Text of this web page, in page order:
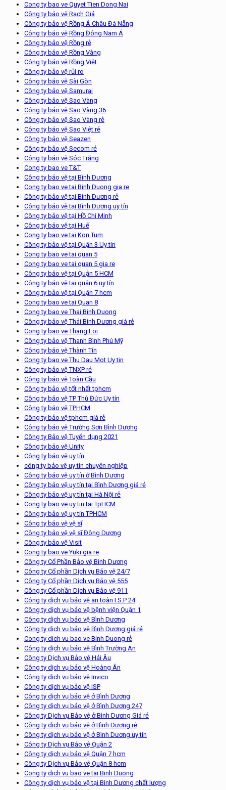
Cong ty bao ve Quyet Tien Dong Nai
Công ty bảo vệ Rạch Giá
Công ty bảo vệ Rồng Á Châu Đà Nẵng
Công ty bảo vệ Rồng Đông Nam Á
Công ty bảo vệ Rồng rẻ
Công ty bảo vệ Rồng Vàng
Công ty bảo vệ Rồng Việt
Công ty bảo vệ rủi ro
Công ty bảo vệ Sài Gòn
Công ty bảo vệ Samurai
Công ty bảo vệ Sao Vàng
Công ty bảo vệ Sao Vàng 36
Công ty bảo vệ Sao Vàng rẻ
Công ty bảo vệ Sao Việt rẻ
Công ty bảo vệ Seazen
Công ty bảo vệ Secom rẻ
Công ty bảo vệ Sóc Trăng
Cong ty bao ve T&T
Công ty bảo vệ tại Bình Dương
Cong ty bao ve tai Binh Duong gia re
Công ty bảo vệ tại Bình Dương rẻ
Công ty bảo vệ tại Bình Dương uy tín
Công ty bảo vệ tại Hồ Chí Minh
Công ty bảo vệ tại Huế
Cong ty bao ve tai Kon Tum
Công ty bảo vệ tại Quận 3 Uy tín
Cong ty bao ve tai quan 5
Cong ty bao ve tai quan 5 gia re
Công ty bảo vệ tại Quận 5 HCM
Công ty bảo vệ tại quận 6 uy tín
Công ty bảo vệ tại Quận 7 hcm
Cong ty bao ve tai Quan 8
Cong ty bao ve Thai Binh Duong
Công ty bảo vệ Thái Bình Dương giá rẻ
Cong ty bao ve Thang Loi
Công ty bảo vệ Thanh Bình Phú Mỹ
Công ty bảo vệ Thành Tín
Cong ty bao ve Thu Dau Mot Uy tin
Công ty bảo vệ TNXP rẻ
Công ty bảo vệ Toàn Cầu
Công ty bảo vệ tốt nhất tphcm
Công ty bảo vệ TP Thủ Đức Uy tín
Công ty bảo vệ TPHCM
Công ty bảo vệ tphcm giá rẻ
Công ty bảo vệ Trường Sơn Bình Dương
Công ty Bảo vệ Tuyển dụng 2021
Công ty bảo vệ Unity
Công ty bảo vệ uy tín
công ty bảo vệ uy tín chuyên nghiệp
Công ty bảo vệ uy tín ở Bình Dương
Công ty bảo vệ uy tín tại Bình Dương giá rẻ
Công ty bảo vệ uy tín tại Hà Nội rẻ
Cong ty bao ve uy tin tai TpHCM
Công ty bảo vệ uy tín TPHCM
Công ty bảo vệ vệ sĩ
Công ty bảo vệ vệ sĩ Đông Dương
Công ty bảo vệ Visit
Cong ty bao ve Yuki gia re
Công ty Cổ Phần Bảo vệ Bình Dương
Công ty Cổ phần Dịch vụ Bảo vệ 24/7
Công ty Cổ phần Dịch vụ Bảo vệ 555
Công ty Cổ phần Dịch vụ Bảo vệ 911
Công ty dịch vụ bảo vệ an toàn I.S.P 24
Công ty dịch vụ bảo vệ bệnh viện Quận 1
Công ty dịch vụ bảo vệ Bình Dương
Công ty dịch vụ bảo vệ Bình Dương giá rẻ
Cong ty dich vu bao ve Binh Duong rẻ
Công ty dịch vụ bảo vệ Bình Trường An
Công ty Dịch vụ Bảo vệ Hải Âu
Công ty dịch vụ bảo vệ Hoàng Ân
Công ty dịch vụ bảo vệ Invico
Công ty dịch vụ bảo vệ ISP
Công ty dịch vụ bảo vệ ở Bình Dương
Công ty dịch vụ bảo vệ ở Bình Dương 247
Công ty Dịch vụ Bảo vệ ở Bình Dương Giá rẻ
Công ty dịch vụ bảo vệ ở Bình Dương rẻ
Công ty dịch vụ bảo vệ ở Bình Dương uy tín
Công ty Dịch vụ Bảo vệ Quận 2
Công ty dịch vụ bảo vệ Quận 7 hcm
Công ty Dịch vụ Bảo vệ Quận 8 hcm
Cong ty dich vu bao ve tai Binh Duong
Công ty dịch vụ bảo vệ tại Bình Dương chất lượng